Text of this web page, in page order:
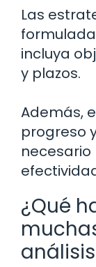
Las
incluya
y plazos.
Además,
progreso
¿Qué
análisis